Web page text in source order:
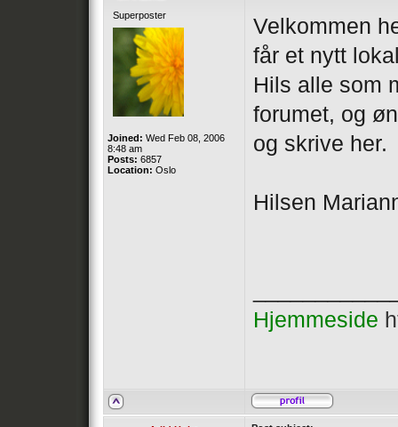
Superposter
Joined: Wed Feb 08, 2006
8:48 am
Posts: 6857
Location: Oslo
Velkommen
får et nytt
Hils alle som
forumet, og
og skrive her.
Hilsen
Hjemmeside